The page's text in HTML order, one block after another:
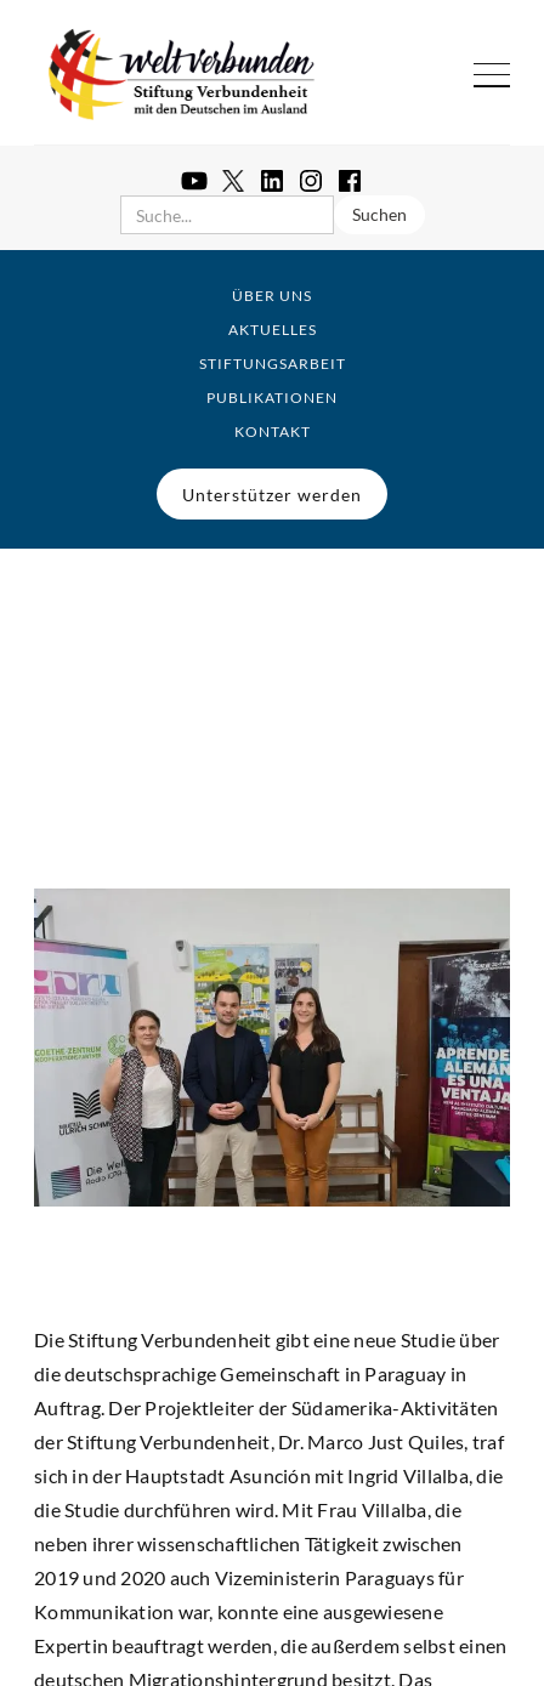
ÜBER UNS
AKTUELLES
STIFTUNGSARBEIT
PUBLIKATIONEN
KONTAKT
Unterstützer werden
Die Stiftung Verbundenheit gibt eine neue Studie über
die deutschsprachige Gemeinschaft in Paraguay in
Auftrag. Der Projektleiter der Südamerika-Aktivitäten
der Stiftung Verbundenheit, Dr. Marco Just Quiles, traf
sich in der Hauptstadt Asunción mit Ingrid Villalba, die
die Studie durchführen wird. Mit Frau Villalba, die
neben ihrer wissenschaftlichen Tätigkeit zwischen
2019 und 2020 auch Vizeministerin Paraguays für
Kommunikation war, konnte eine ausgewiesene
Expertin beauftragt werden, die außerdem selbst einen
deutschen Migrationshintergrund besitzt. Das